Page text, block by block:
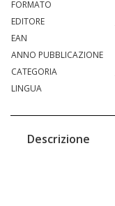
FORMATO
EDITORE
EAN
ANNO PUBBLICAZIONE
CATEGORIA
LINGUA
Descrizione